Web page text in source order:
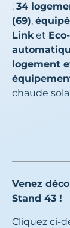
: 34
(69),
Linket
logement
chaude
Venez
Stand 43 !
Cliquez ci-